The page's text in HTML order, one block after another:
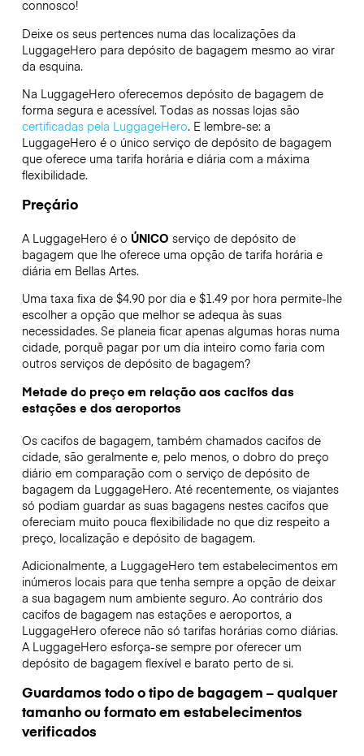
connosco!
Deixe os seus pertences numa das localizações da
LuggageHero para depósito de bagagem mesmo ao virar
da esquina.
Na LuggageHero oferecemos depósito de bagagem de
forma segura e acessível. Todas as nossas lojas são
certificadas pela LuggageHero. E lembre-se: a
LuggageHero é o único serviço de depósito de bagagem
que oferece uma tarifa horária e diária com a máxima
flexibilidade.
Preçário
A LuggageHero é o ÚNICO serviço de depósito de
bagagem que lhe oferece uma opção de tarifa horária e
diária em Bellas Artes.
Uma taxa fixa de $4.90 por dia e $1.49 por hora permite-lhe
escolher a opção que melhor se adequa às suas
necessidades. Se planeia ficar apenas algumas horas numa
cidade, porquê pagar por um dia inteiro como faria com
outros serviços de depósito de bagagem?
Metade do preço em relação aos cacifos das
estações e dos aeroportos
Os cacifos de bagagem, também chamados cacifos de
cidade, são geralmente e, pelo menos, o dobro do preço
diário em comparação com o serviço de depósito de
bagagem da LuggageHero. Até recentemente, os viajantes
só podiam guardar as suas bagagens nestes cacifos que
ofereciam muito pouca flexibilidade no que diz respeito a
preço, localização e depósito de bagagem.
Adicionalmente, a LuggageHero tem estabelecimentos em
inúmeros locais para que tenha sempre a opção de deixar
a sua bagagem num ambiente seguro. Ao contrário dos
cacifos de bagagem nas estações e aeroportos, a
LuggageHero oferece não só tarifas horárias como diárias.
A LuggageHero esforça-se sempre por oferecer um
depósito de bagagem flexível e barato perto de si.
Guardamos todo o tipo de bagagem – qualquer
tamanho ou formato em estabelecimentos
verificados